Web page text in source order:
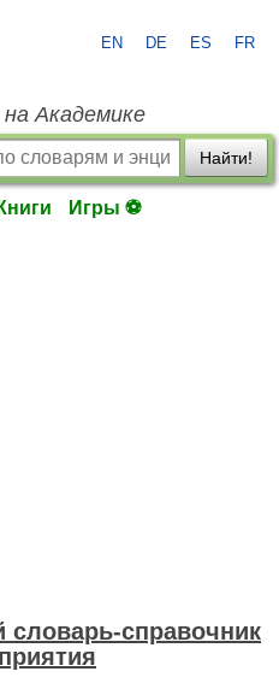
EN DE ES FR
Академике
Найти!
Книги Игры ⚽
словарь-справочник